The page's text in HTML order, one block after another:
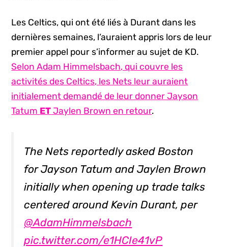
Les Celtics, qui ont été liés à Durant dans les
dernières semaines, l’auraient appris lors de leur
premier appel pour s’informer au sujet de KD.
Selon Adam Himmelsbach, qui couvre les
activités des Celtics, les Nets leur auraient
initialement demandé de leur donner Jayson
Tatum ET Jaylen Brown en retour.
The Nets reportedly asked Boston
for Jayson Tatum and Jaylen Brown
initially when opening up trade talks
centered around Kevin Durant, per
@AdamHimmelsbach
pic.twitter.com/e1HCIe41vP